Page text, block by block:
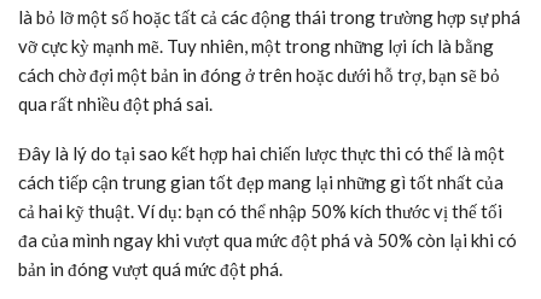
là bỏ lỡ một số hoặc tất cả các động thái trong trường hợp sự phá
vỡ cực kỳ mạnh mẽ. Tuy nhiên, một trong những lợi ích là bằng
cách chờ đợi một bản in đóng ở trên hoặc dưới hỗ trợ, bạn sẽ bỏ
qua rất nhiều đột phá sai.
Đây là lý do tại sao kết hợp hai chiến lược thực thi có thể là một
cách tiếp cận trung gian tốt đẹp mang lại những gì tốt nhất của
cả hai kỹ thuật. Ví dụ: bạn có thể nhập 50% kích thước vị thế tối
đa của mình ngay khi vượt qua mức đột phá và 50% còn lại khi có
bản in đóng vượt quá mức đột phá.